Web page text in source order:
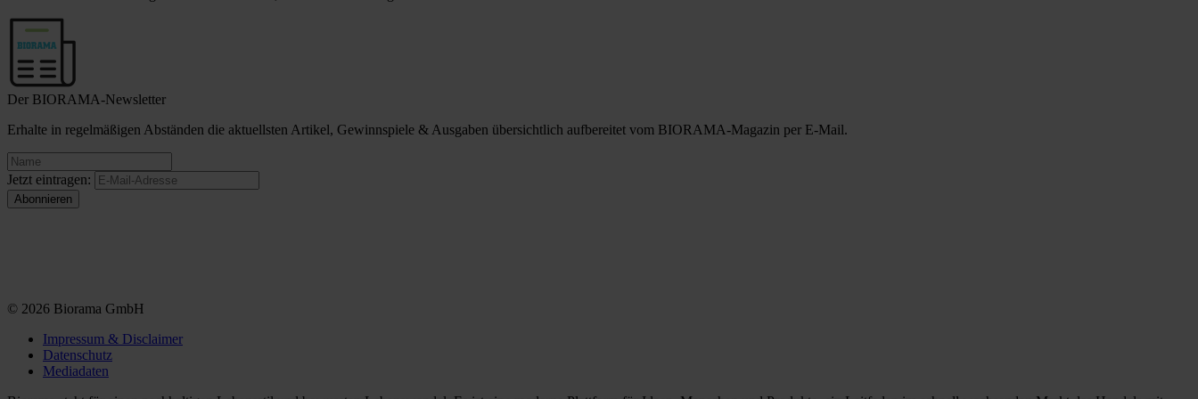
Der BIORAMA-Newsletter
Erhalte in regelmäßigen Abständen die aktuellsten Artikel, Gewinnspiele & Ausgaben übersichtlich aufbereitet vom BIORAMA-Magazin per E-Mail.
Jetzt eintragen:
© 2026 Biorama GmbH
Impressum & Disclaimer
Datenschutz
Mediadaten